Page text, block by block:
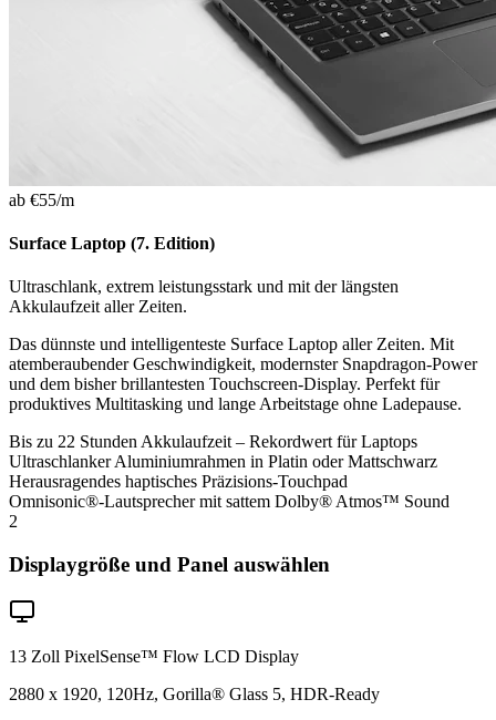
ab €55/m
Surface Laptop (7. Edition)
Ultraschlank, extrem leistungsstark und mit der längsten
Akkulaufzeit aller Zeiten.
Das dünnste und intelligenteste Surface Laptop aller Zeiten. Mit
atemberaubender Geschwindigkeit, modernster Snapdragon-Power
und dem bisher brillantesten Touchscreen-Display. Perfekt für
produktives Multitasking und lange Arbeitstage ohne Ladepause.
Bis zu 22 Stunden Akkulaufzeit – Rekordwert für Laptops
Ultraschlanker Aluminiumrahmen in Platin oder Mattschwarz
Herausragendes haptisches Präzisions-Touchpad
Omnisonic®-Lautsprecher mit sattem Dolby® Atmos™ Sound
2
Displaygröße und Panel auswählen
13 Zoll PixelSense™ Flow LCD Display
2880 x 1920, 120Hz, Gorilla® Glass 5, HDR-Ready